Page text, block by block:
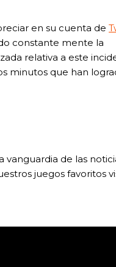
en su cuenta de
constante mente la
relativa a este
minutos que han
vanguardia de las
juegos favoritos